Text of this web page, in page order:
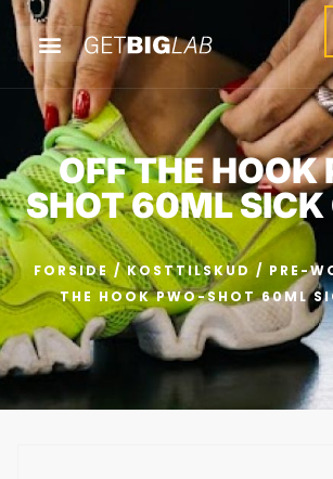
OFF THE HOOK
SHOT 60ML SICK
FORSIDE /KOSTTILSKUD / PRE-
THE HOOK PWO-SHOT 60ML